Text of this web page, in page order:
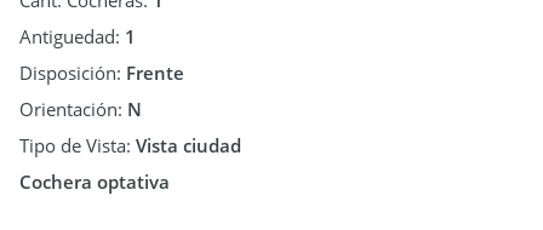
Antiguedad: 1
Disposición: Frente
Orientación: N
Tipo de Vista: Vista ciudad
Cochera optativa